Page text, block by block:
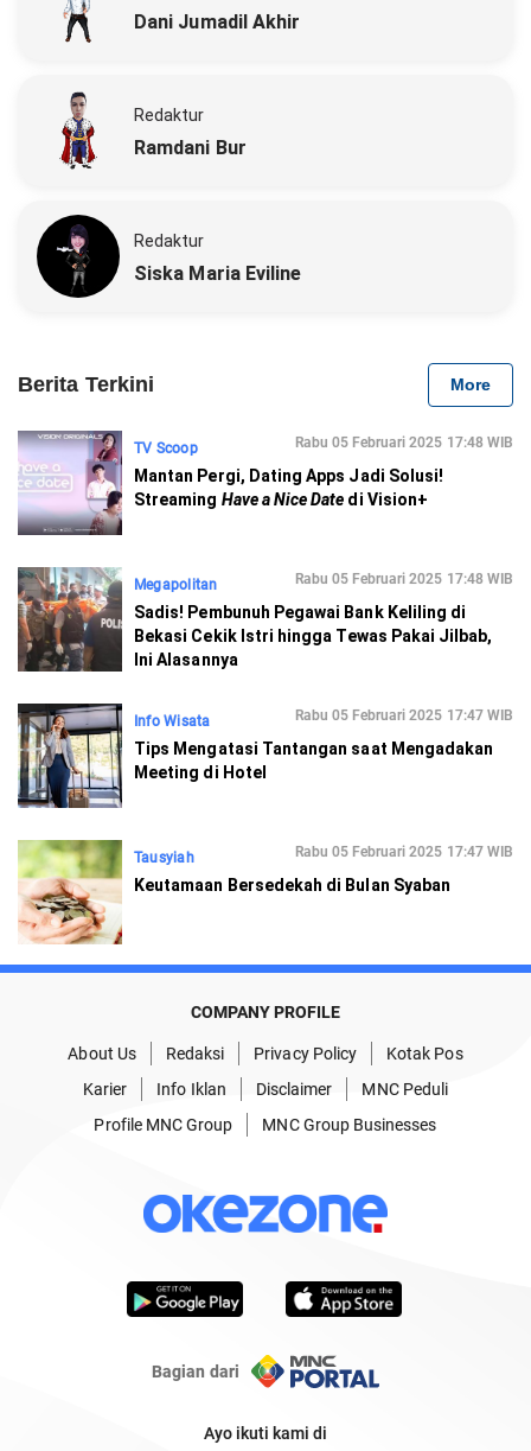
Dani Jumadil Akhir
Redaktur
Ramdani Bur
Redaktur
Siska Maria Eviline
Berita Terkini More
TV Scoop Rabu 05 Februari 2025 17:48 WIB
Mantan Pergi, Dating Apps Jadi Solusi!
Streaming Have a Nice Date di Vision+
Megapolitan Rabu 05 Februari 2025 17:48 WIB
Sadis! Pembunuh Pegawai Bank Keliling di
Bekasi Cekik Istri hingga Tewas Pakai Jilbab,
Ini Alasannya
Info Wisata Rabu 05 Februari 2025 17:47 WIB
Tips Mengatasi Tantangan saat Mengadakan
Meeting di Hotel
Tausyiah Rabu 05 Februari 2025 17:47 WIB
Keutamaan Bersedekah di Bulan Syaban
COMPANY PROFILE
About Us Redaksi Privacy Policy
Kotak Pos
Karier
Info Iklan Disclaimer
MNC Peduli
Profile MNC Group
MNC Group Businesses
Bagian dari
Ayo ikuti kami di